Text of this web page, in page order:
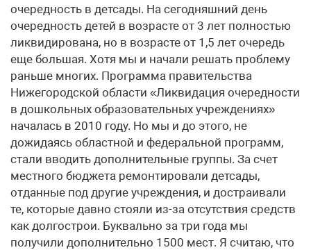
очередность в детсады. На сегодняшний день
очередность детей в возрасте от 3 лет полностью
ликвидирована, но в возрасте от 1,5 лет очередь
еще большая. Хотя мы и начали решать проблему
раньше многих. Программа правительства
Нижегородской области «Ликвидация очередности
в дошкольных образовательных учреждениях»
началась в 2010 году. Но мы и до этого, не
дожидаясь областной и федеральной программ,
стали вводить дополнительные группы. За счет
местного бюджета ремонтировали детсады,
отданные под другие учреждения, и достраивали
те, которые давно стояли из-за отсутствия средств
как долгострои. Буквально за три года мы
получили дополнительно 1500 мест. Я считаю, что